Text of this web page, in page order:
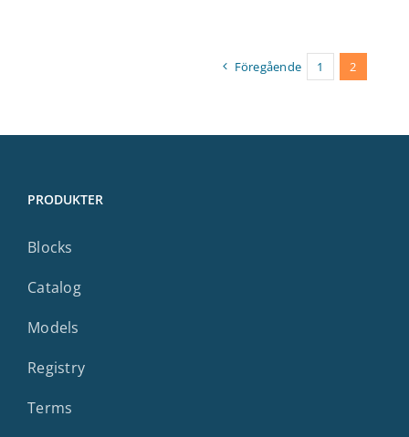
Föregående 1 2
PRODUKTER
Blocks
Catalog
Models
Registry
Terms